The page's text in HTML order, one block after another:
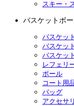
スキー・
バスケットボ
バスケッ
バスケッ
バスケッ
レフェリ
ボール
コート用
バッグ
アクセサ